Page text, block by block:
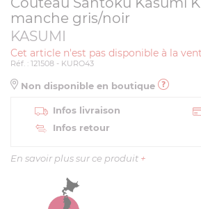
manche gris/noir
KASUMI
Cet article n'est pas disponible à la
Réf. : 121508 - KURO43
Non disponible en boutique
Infos livraison
Infos retour
En savoir plus sur ce produit +